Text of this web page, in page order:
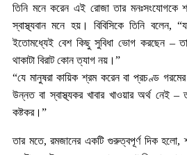
তিনি মনে করেন এই রোজা তার মনঃসংযোগকে
স্বাস্থ্যবান মনে হয়। বিবিসিকে তিনি বলেন,
ইতোমধ্যেই বেশ কিছু সুবিধা ভোগ করছেন –
থাকাটা বিরাট কোন ত্যাগ নয়।”
“যে মানুষরা কায়িক শ্রম করেন বা প্রচণ্ড
উন্নত বা স্বাস্থ্যকর খাবার খাওয়ার অর্থ নেই
কষ্টকর।”
তার মতে, রমজানের একটি গুরুত্বপূর্ণ দিক হলো,